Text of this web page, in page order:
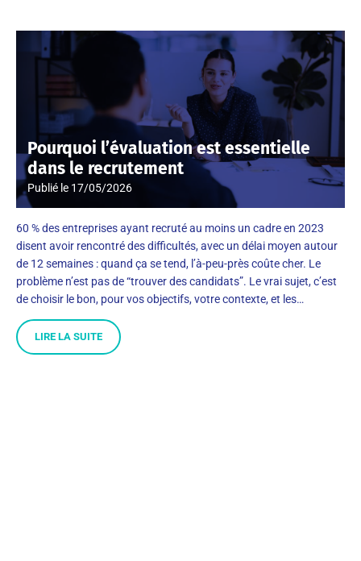
Pourquoi l’évaluation est essentielle
dans le recrutement
Publié le 17/05/2026
60 % des entreprises ayant recruté au moins un cadre en 2023
disent avoir rencontré des difficultés, avec un délai moyen autour
de 12 semaines : quand ça se tend, l’à-peu-près coûte cher. Le
problème n’est pas de “trouver des candidats”. Le vrai sujet, c’est
de choisir le bon, pour vos objectifs, votre contexte, et les…
LIRE LA SUITE